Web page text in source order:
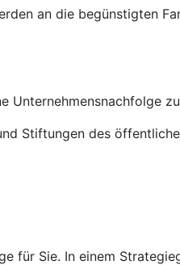
an die begünstigten
Unternehmensnachfolge
Stiftungen des
für Sie. In einem